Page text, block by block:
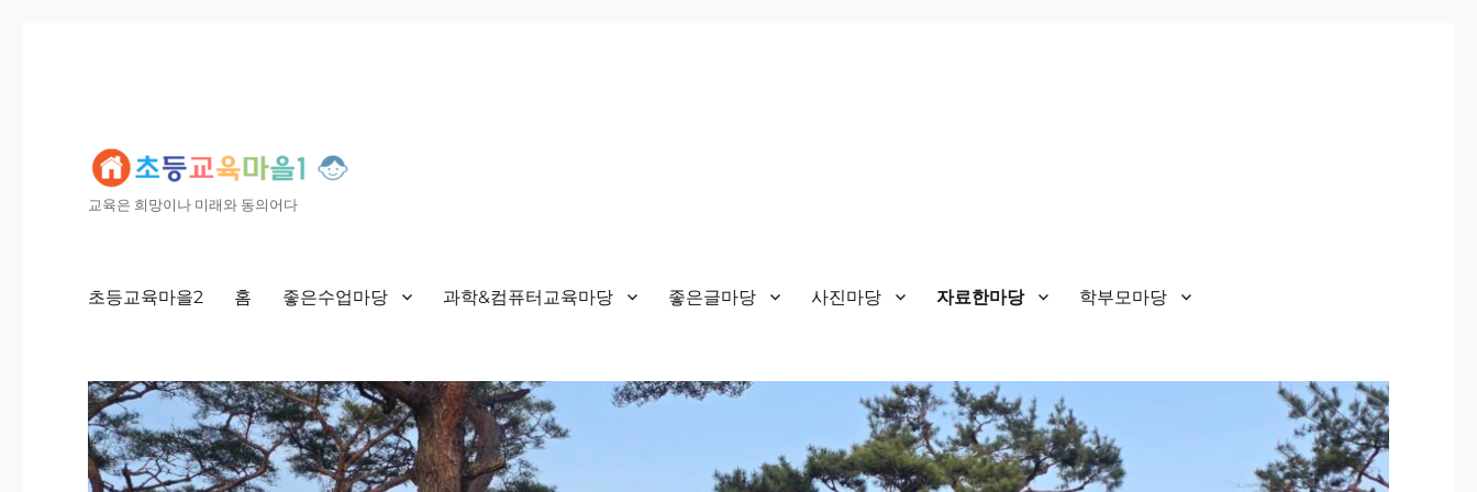
교육은 희망이나 미래와 동의어다
초등교육마을2 홈 좋은수업마당 과학&컴퓨터교육마당 좋은글마당 사진마당 자료한마당 학부모마당